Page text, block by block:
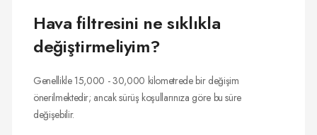
Hava filtresini ne sıklıkla
değiştirmeliyim?
Genellikle 15,000 - 30,000 kilometrede bir değişim
önerilmektedir; ancak sürüş koşullarınıza göre bu süre
değişebilir.